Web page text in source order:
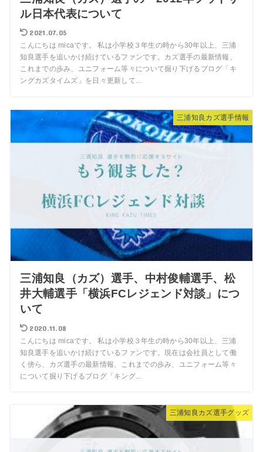
ル日本代表について
2021.07.05
こんにちは micaです。 私は小学校３年生の時から30年以上、三浦
知良選手を追いかけ続けているファンです。カズ選手の最新情報、
これまでの歩み、ユニフォーム等々について掘り下げるブログ「キ
ングカズタイムズ」を日々更新して...
三浦知良カズ選手情報
三浦知良（カズ）選手、中村俊輔選手、松
井大輔選手「横浜FCレジェンド対談」につ
いて
2020.11.08
こんにちは micaです。 私は小学校３年生の時から30年以上、三浦
知良選手を追いかけ続けているファンです。現在は会社員として働
く傍ら、カズ選手の最新情報、これまでの歩み、ユニフォーム等々
について掘り下げるブログ「キング...
三浦知良カズ選手グッズ